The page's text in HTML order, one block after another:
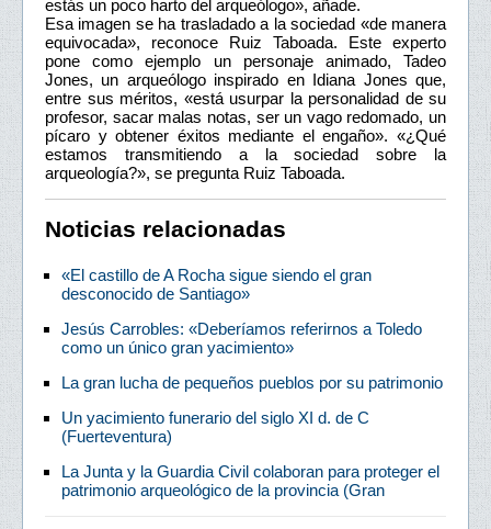
estás un poco harto del arqueólogo», añade.
Esa imagen se ha trasladado a la sociedad «de manera
equivocada», reconoce Ruiz Taboada. Este experto
pone como ejemplo un personaje animado, Tadeo
Jones, un arqueólogo inspirado en Idiana Jones que,
entre sus méritos, «está usurpar la personalidad de su
profesor, sacar malas notas, ser un vago redomado, un
pícaro y obtener éxitos mediante el engaño». «¿Qué
estamos transmitiendo a la sociedad sobre la
arqueología?», se pregunta Ruiz Taboada.
Noticias relacionadas
«El castillo de A Rocha sigue siendo el gran
desconocido de Santiago»
Jesús Carrobles: «Deberíamos referirnos a Toledo
como un único gran yacimiento»
La gran lucha de pequeños pueblos por su patrimonio
Un yacimiento funerario del siglo XI d. de C
(Fuerteventura)
La Junta y la Guardia Civil colaboran para proteger el
patrimonio arqueológico de la provincia (Gran